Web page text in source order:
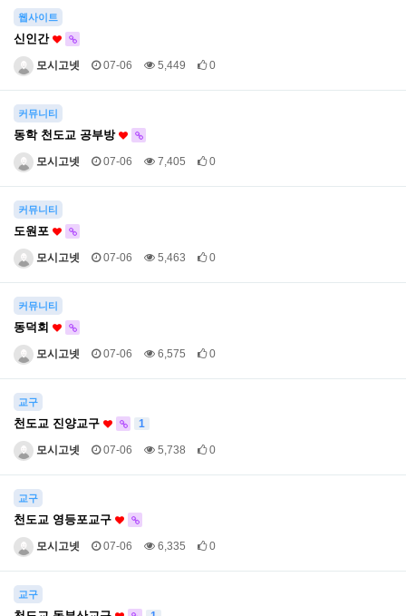
웹사이트
신인간
모시고넷 07-06 5,449 0
커뮤니티
동학 천도교 공부방
모시고넷 07-06 7,405 0
커뮤니티
도원포
모시고넷 07-06 5,463 0
커뮤니티
동덕회
모시고넷 07-06 6,575 0
교구
천도교 진양교구 1
모시고넷 07-06 5,738 0
교구
천도교 영등포교구
모시고넷 07-06 6,335 0
교구